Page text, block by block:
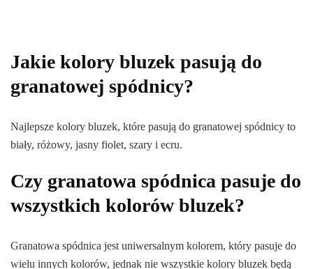
Jakie kolory bluzek pasują do
granatowej spódnicy?
Najlepsze kolory bluzek, które pasują do granatowej spódnicy to
biały, różowy, jasny fiolet, szary i ecru.
Czy granatowa spódnica pasuje do
wszystkich kolorów bluzek?
Granatowa spódnica jest uniwersalnym kolorem, który pasuje do
wielu innych kolorów, jednak nie wszystkie kolory bluzek będą